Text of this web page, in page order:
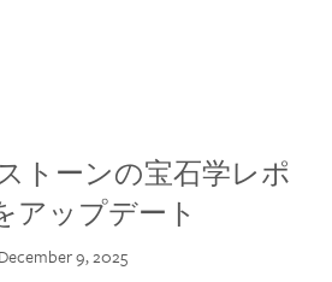
トーンの宝石学レポ
アップデート
December 9, 2025